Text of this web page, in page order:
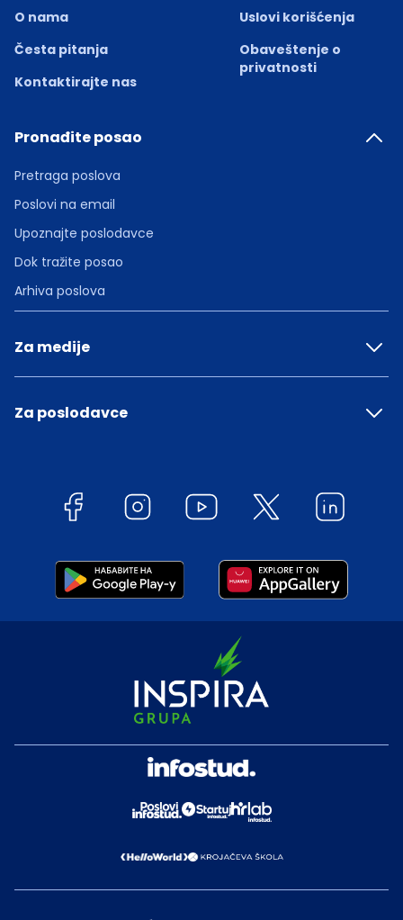
O nama
Česta pitanja
Kontaktirajte nas
Uslovi korišćenja
Obaveštenje o
privatnosti
Pronađite posao
Pretraga poslova
Poslovi na email
Upoznajte poslodavce
Dok tražite posao
Arhiva poslova
Za medije
Za poslodavce